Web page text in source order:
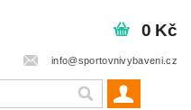
info@sportovnivybaveni.cz
0 Kč